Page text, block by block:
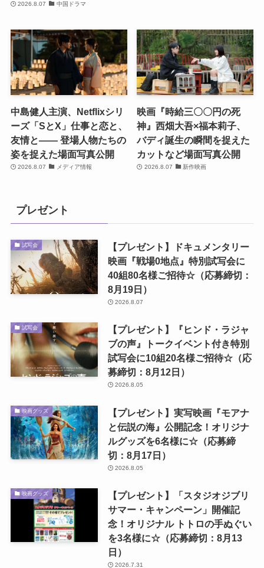
2026.8.07 中国ドラマ
中島健人主演、Netflixシリ
ーズ「SとX」仕事と恋と、
友情と―― 登場人物たちの
姿を捉えた場面写真公開
2026.8.07 メディア情報
映画『時給三〇〇円の死
神』西畑大吾×福本莉子、
バディ誕生の瞬間を捉えた
カットなど場面写真公開
2026.8.07 新作映画
プレゼント
試写会
【プレゼント】ドキュメンタリー
映画『戦場0地点』特別試写会に
40組80名様ご招待☆（応募締切：
8月19日）
2026.8.07
試写会
【プレゼント】『ヒンド・ラジャ
ブの声』トークイベント付き特別
試写会に10組20名様ご招待☆（応
募締切：8月12日）
2026.8.05
映画グッズ
【プレゼント】実写映画『モアナ
と伝説の海』公開記念！オリジナ
ルグッズを6名様に☆（応募締
切：8月17日）
2026.8.05
映画グッズ
【プレゼント】「スタジオジブリ
サマー・キャンペーン」開催記
念！オリジナル トトロの手ぬぐい
を3名様に☆（応募締切：8月13
日）
2026.7.31